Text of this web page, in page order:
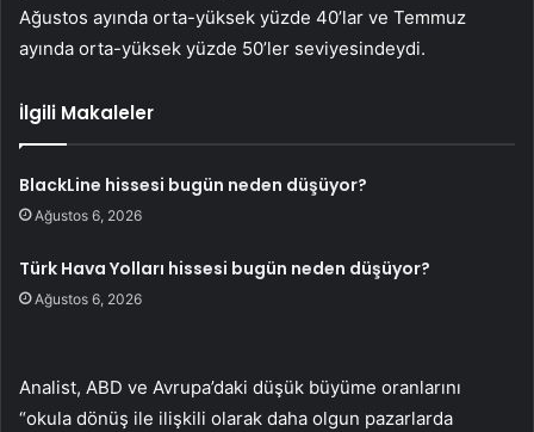
Ağustos ayında orta-yüksek yüzde 40’lar ve Temmuz
ayında orta-yüksek yüzde 50’ler seviyesindeydi.
İlgili Makaleler
BlackLine hissesi bugün neden düşüyor?
Ağustos 6, 2026
Türk Hava Yolları hissesi bugün neden düşüyor?
Ağustos 6, 2026
Analist, ABD ve Avrupa’daki düşük büyüme oranlarını
“okula dönüş ile ilişkili olarak daha olgun pazarlarda